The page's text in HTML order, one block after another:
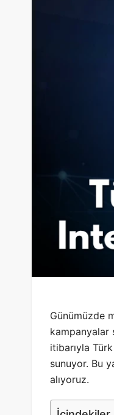
Günümüzde
kampanyalar
itibarıyla
sunuyor. Bu
alıyoruz.